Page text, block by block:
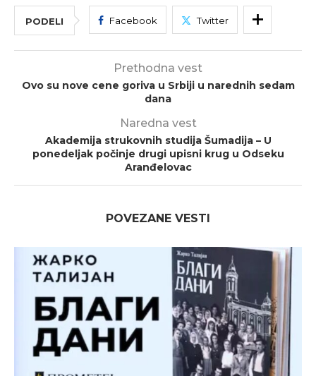
PODELI Facebook Twitter
Prethodna vest
Ovo su nove cene goriva u Srbiji u narednih sedam
dana
Naredna vest
Akademija strukovnih studija Šumadija – U
ponedeljak počinje drugi upisni krug u Odseku
Aranđelovac
POVEZANE VESTI